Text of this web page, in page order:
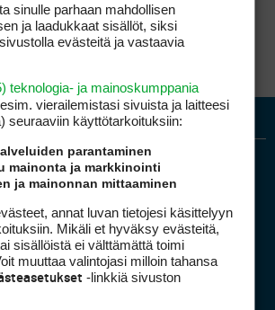
Golfpiste mediakortti
sinulle parhaan mahdollisen
ja laadukkaat sisällöt, siksi
evästeitä ja vastaavia
teknologia- ja mainoskumppania
vierailemis­tasi sivuista ja laitteesi
seuraaviin käyttötarkoituksiin:
parantaminen
mainonta ja markkinointi
ja mainonnan mittaaminen
annat luvan tietojesi käsittelyyn
Mikäli et hyväksy evästeitä,
sisällöistä ei välttämättä toimi
muuttaa valintojasi milloin tahansa
-linkkiä sivuston